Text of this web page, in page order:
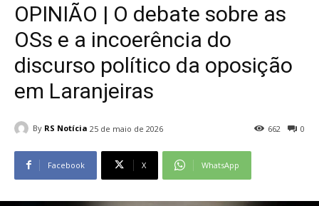
OPINIÃO | O debate sobre as
OSs e a incoerência do
discurso político da oposição
em Laranjeiras
By RS Notícia 25 de maio de 2026 0
662
Facebook X WhatsApp